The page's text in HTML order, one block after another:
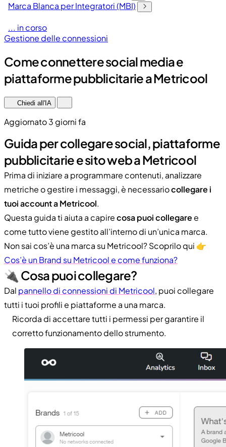
Marca Blanca per Integratori (MBI)
... in corso
Gestione delle connessioni
Come connettere social media e
piattaforme pubblicitarie a Metricool
Chiedi all'IA
Aggiornato 3 giorni fa
Guida per collegare social, piattaforme
pubblicitarie e sito web a Metricool
Prima di iniziare a programmare contenuti, analizzare
metriche o gestire i messaggi, è necessariocollegare i
tuoi account a Metricool.
Questa guida ti aiuta a capirecosa puoi collegaree
come tutto viene gestito all’interno di un’unica marca.
Non sai cos’è una marca su Metricool? Scoprilo qui 👉
Cos’è un Brand su Metricool e come funziona?
🔌 Cosa puoi collegare?
Dal pannello di connessioni di Metricool, puoi collegare
tutti i tuoi profili e piattaforme a una marca.
Ricorda di accettare tutti i permessi per garantire il
corretto funzionamento dello strumento.